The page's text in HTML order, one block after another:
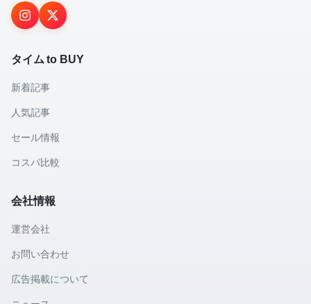
タイム to BUY
新着記事
人気記事
セール情報
コスパ比較
会社情報
運営会社
お問い合わせ
広告掲載について